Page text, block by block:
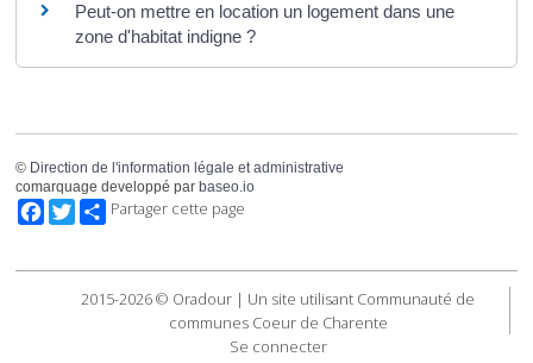
Peut-on mettre en location un logement dans une
zone d'habitat indigne ?
© Direction de l'information légale et administrative
comarquage developpé par baseo.io
Facebook
TwitterPartager cette page
2015-2026 © Oradour | Un site utilisant Communauté de
communes Coeur de Charente
Se connecter